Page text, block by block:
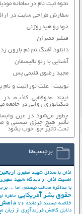
نحوه ثبت نام در سامانه
سفارش طراحی سایت در
خودرو هیدروژنی
فیلتر ممبران
دانلود آهنگ نم نم بارون
آشنایی با رنو تالیسمان
مجید رضوی قلبمی پس
توییت | علت نورانیت و
ایجاد «دوقطبی کاذب»
دیکتاتوری روانی در جامعه
چطور می‌شود در عین
تأثیر هیچ چیزی نیستی
تحت تأثیر جوّ، خوب بشود
برچسب‌ها
اذان با صدای شهید مطهری
اهمیت اذان از دیدگاه شهید مطهری
با مذاکره مخالف نیستم، اما ...
حقوق بشر آمریکایی خاطره
خلاصه مستند فرمانده 76
دلایل کاهش فرزندآوری از زبان